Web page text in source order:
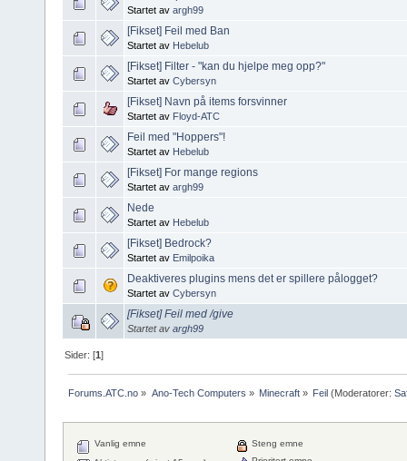
Startet av argh99
[Fikset] Feil med Ban
Startet av Hebelub
[Fikset] Filter - "kan du hjelpe meg opp?"
Startet av Cybersyn
[Fikset] Navn på items forsvinner
Startet av Floyd-ATC
Feil med "Hoppers"!
Startet av Hebelub
[Fikset] For mange regions
Startet av argh99
Nede
Startet av Hebelub
[Fikset] Bedrock?
Startet av Emilpoika
Deaktiveres plugins mens det er spillere pålogget?
Startet av Cybersyn
[Fikset] Feil med /give
Startet av argh99
Sider: [1]
Forums.ATC.no » Ano-Tech Computers » Minecraft» Feil (Moderatorer:
Vanlig emne
Steng emne